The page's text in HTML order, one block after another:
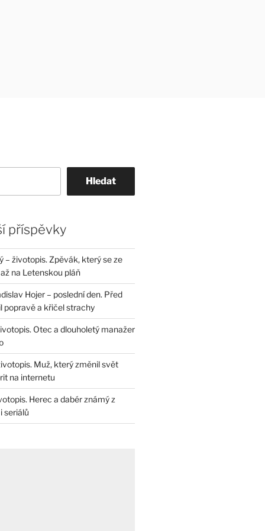
Hledat
příspěvky
– životopis. Zpěvák, který se ze
na Letenskou pláň
Hojer – poslední den. Před
popravě a křičel strachy
Otec a dlouholetý manažer
Muž, který změnil svět
na internetu
Herec a dabér známý z
seriálů